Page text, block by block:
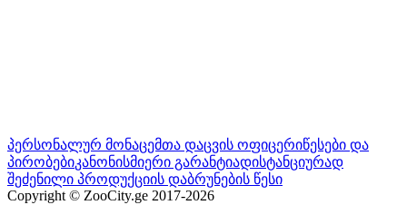
პერსონალურ მონაცემთა დაცვის ოფიცერიწესები და
პირობებიკანონისმიერი გარანტიადისტანციურად
შეძენილი პროდუქციის დაბრუნების წესი
Copyright © ZooCity.ge 2017-2026